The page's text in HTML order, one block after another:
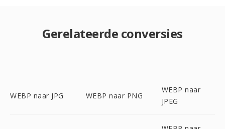
Gerelateerde conversies
WEBP naar JPG WEBP naar PNG
WEBP naar
JPEG